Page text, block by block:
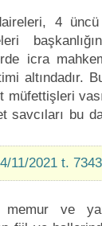
4 üncü
icra
altındadır.
müfettişleri
savcıları bu
11/2021 t.
ve